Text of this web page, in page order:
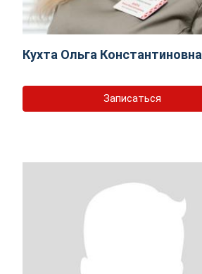
Кухта Ольга Константиновна
Записаться